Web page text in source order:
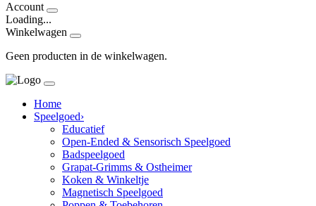
Account
Loading...
Winkelwagen
Geen producten in de winkelwagen.
Home
Speelgoed›
Educatief
Open-Ended & Sensorisch Speelgoed
Badspeelgoed
Grapat-Grimms & Ostheimer
Koken & Winkeltje
Magnetisch Speelgoed